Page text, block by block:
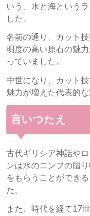
いう、水と海という
した。
名前の通り、カット
明度の高い原石の魅
っていました。
中世になり、カット
魅力が増えた代表的な
言いつたえ
古代ギリシア神話や
ンは水のニンフの贈
をもらうことができ
た。
また、時代を経て17